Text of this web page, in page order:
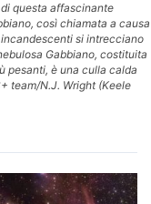
questa affascinante
così chiamata a causa
si intrecciano
Gabbiano, costituita
pesanti, è una culla calda
team/N.J. Wright (Keele